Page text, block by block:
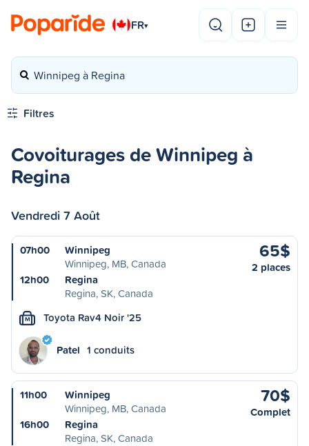
FR▾
Winnipeg à Regina
Filtres
Covoiturages de Winnipeg à
Regina
Vendredi 7 Août
07h00
Winnipeg
Winnipeg, MB, Canada
12h00
Regina
Regina, SK, Canada
65$
2 places
M Toyota Rav4 Noir '25
Patel 1 conduits
11h00
Winnipeg
Winnipeg, MB, Canada
16h00
Regina
Regina, SK, Canada
70$
Complet